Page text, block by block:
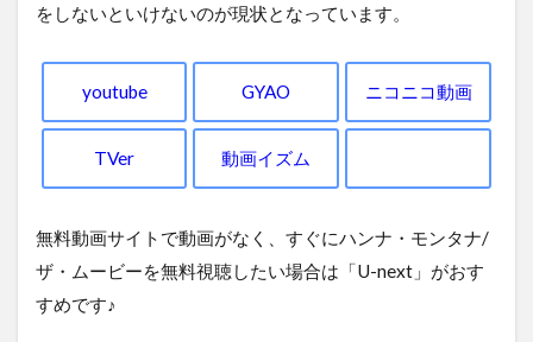
をしないといけないのが現状となっています。
youtube GYAO ニコニコ動画
TVer 動画イズム
無料動画サイトで動画がなく、すぐにハンナ・モンタナ/
ザ・ムービーを無料視聴したい場合は「U-next」がおす
すめです♪